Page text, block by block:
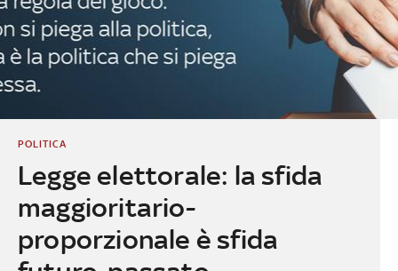
Legge elettorale: la sfida
maggioritario-
proporzionale è sfida
POLITICA